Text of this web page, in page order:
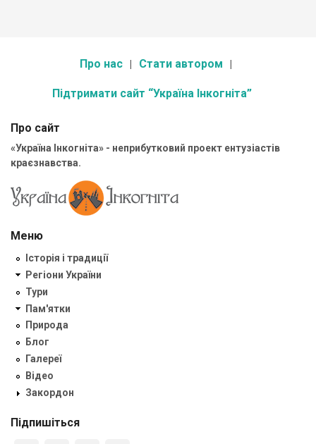
Про нас Стати автором
Підтримати сайт “Україна Інкогніта”
Про сайт
«Україна Інкогніта» - неприбутковий проект ентузіастів
краєзнавства.
Меню
Історія і традиції
Регіони України
Тури
Пам'ятки
Природа
Блог
Галереї
Відео
Закордон
Підпишіться